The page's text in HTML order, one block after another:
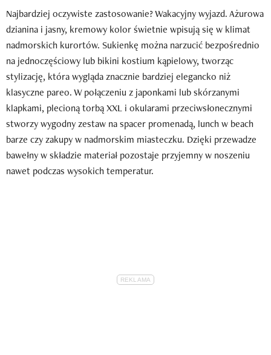
Najbardziej oczywiste zastosowanie? Wakacyjny wyjazd. Ażurowa
dzianina i jasny, kremowy kolor świetnie wpisują się w klimat
nadmorskich kurortów. Sukienkę można narzucić bezpośrednio
na jednoczęściowy lub bikini kostium kąpielowy, tworząc
stylizację, która wygląda znacznie bardziej elegancko niż
klasyczne pareo. W połączeniu z japonkami lub skórzanymi
klapkami, plecioną torbą XXL i okularami przeciwsłonecznymi
stworzy wygodny zestaw na spacer promenadą, lunch w beach
barze czy zakupy w nadmorskim miasteczku. Dzięki przewadze
bawełny w składzie materiał pozostaje przyjemny w noszeniu
nawet podczas wysokich temperatur.